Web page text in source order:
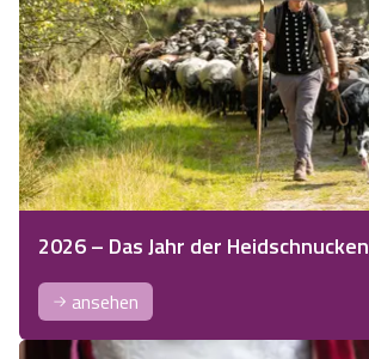
2026 – Das Jahr der Heidschnucken
ansehen